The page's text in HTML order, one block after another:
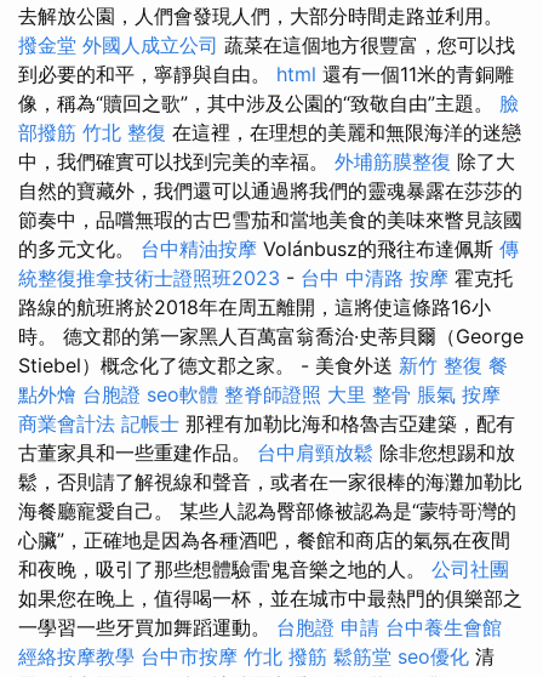
去解放公園，人們會發現人們，大部分時間走路並利用。
撥金堂 外國人成立公司 蔬菜在這個地方很豐富，您可以找
到必要的和平，寧靜與自由。 html 還有一個11米的青銅雕
像，稱為“贖回之歌”，其中涉及公園的“致敬自由”主題。 臉
部撥筋 竹北 整復 在這裡，在理想的美麗和無限海洋的迷戀
中，我們確實可以找到完美的幸福。 外埔筋膜整復 除了大
自然的寶藏外，我們還可以通過將我們的靈魂暴露在莎莎的
節奏中，品嚐無瑕的古巴雪茄和當地美食的美味來瞥見該國
的多元文化。 台中精油按摩 Volánbusz的飛往布達佩斯 傳
統整復推拿技術士證照班2023 - 台中 中清路 按摩 霍克托
路線的航班將於2018年在周五離開，這將使這條路16小
時。 德文郡的第一家黑人百萬富翁喬治·史蒂貝爾（George
Stiebel）概念化了德文郡之家。 - 美食外送 新竹 整復 餐
點外燴 台胞證 seo軟體 整脊師證照 大里 整骨 脹氣 按摩
商業會計法 記帳士 那裡有加勒比海和格魯吉亞建築，配有
古董家具和一些重建作品。 台中肩頸放鬆 除非您想踢和放
鬆，否則請了解視線和聲音，或者在一家很棒的海灘加勒比
海餐廳寵愛自己。 某些人認為臀部條被認為是“蒙特哥灣的
心臟”，正確地是因為各種酒吧，餐館和商店的氣氛在夜間
和夜晚，吸引了那些想體驗雷鬼音樂之地的人。 公司社團
如果您在晚上，值得喝一杯，並在城市中最熱門的俱樂部之
一學習一些牙買加舞蹈運動。 台胞證 申請 台中養生會館
經絡按摩教學 台中市按摩 竹北 撥筋 鬆筋堂 seo優化 清